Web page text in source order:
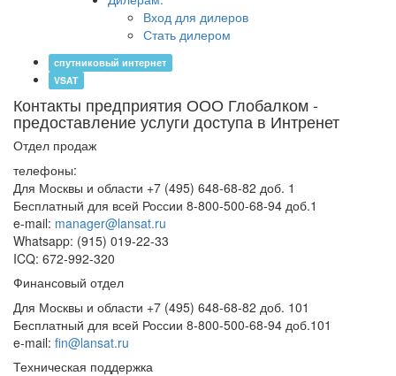
Вход для дилеров
Стать дилером
спутниковый интернет
VSAT
Контакты предприятия ООО Глобалком -
предоставление услуги доступа в Интренет
Отдел продаж
телефоны:
Для Москвы и области +7 (495) 648-68-82 доб. 1
Бесплатный для всей России 8-800-500-68-94 доб.1
e-mail: manager@lansat.ru
Whatsapp: (915) 019-22-33
ICQ: 672-992-320
Финансовый отдел
Для Москвы и области +7 (495) 648-68-82 доб. 101
Бесплатный для всей России 8-800-500-68-94 доб.101
e-mail: fin@lansat.ru
Техническая поддержка